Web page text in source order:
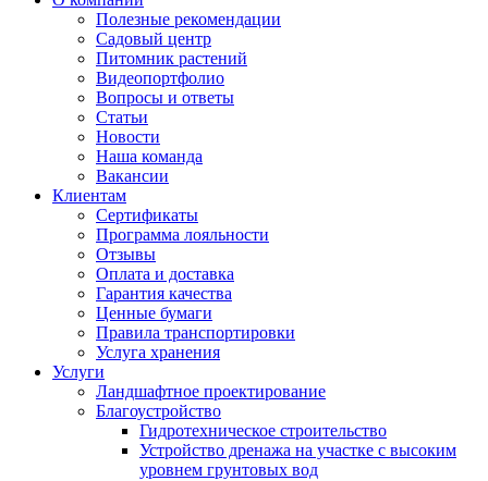
Полезные рекомендации
Садовый центр
Питомник растений
Видеопортфолио
Вопросы и ответы
Статьи
Новости
Наша команда
Вакансии
Клиентам
Сертификаты
Программа лояльности
Отзывы
Оплата и доставка
Гарантия качества
Ценные бумаги
Правила транспортировки
Услуга хранения
Услуги
Ландшафтное проектирование
Благоустройство
Гидротехническое строительство
Устройство дренажа на участке с высоким
уровнем грунтовых вод